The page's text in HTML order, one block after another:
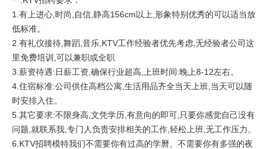
1.有上进心,时尚,自信,静高156cm以上,形象特别优秀的可以适当放
低标准。
2.有礼仪接待,舞蹈,音乐,KTV工作经验者优先考虑,无经验者公司这
里免费培训,可以兼职或全职
3.薪资待遇:日薪工资,确保行业超高,上班时间:晚上8-12左右。
4.住宿标准:公司供住高档公寓,生活用品齐全当天上班,当天可以随
时安排入住。
5.其它要求:不限身高,文凭学历,有意向的即可,只要你感觉自己没有
问题,就联系我,专门人负责安排相关的工作,轻松上班,无工作压力。
6.KTV招聘模特我们不需要你有过高的学曆、不需要你有多强的夜